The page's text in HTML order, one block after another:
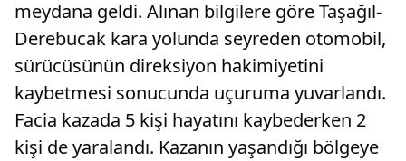
meydana geldi. Alınan bilgilere göre Taşağıl-
Derebucak kara yolunda seyreden otomobil,
sürücüsünün direksiyon hakimiyetini
kaybetmesi sonucunda uçuruma yuvarlandı.
Facia kazada 5 kişi hayatını kaybederken 2
kişi de yaralandı. Kazanın yaşandığı bölgeye